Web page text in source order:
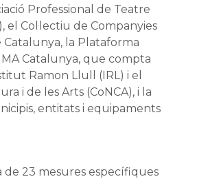
Professional de Teatre
el Col·lectiu de Companyies
la Plataforma
Catalunya, que compta
Ramon Llull (IRL) i el
i de les Arts (CoNCA), i la
entitats i equipaments
de 23 mesures específiques